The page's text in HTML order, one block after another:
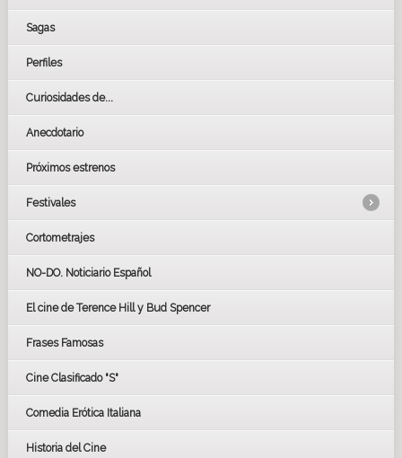
Sagas
Perfiles
Curiosidades de...
Anecdotario
Próximos estrenos
Festivales
LOS OSCARS
BAFTA
FESTIVAL DE HUELVA 2019
FESTIVAL DE CINE DE SEVILLA 2019
Cortometrajes
NO-DO. Noticiario Español
El cine de Terence Hill y Bud Spencer
Frases Famosas
Cine Clasificado "S"
Comedia Erótica Italiana
Historia del Cine